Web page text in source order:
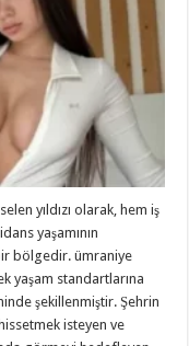
yıldızı olarak, hem iş
yaşamının
bölgedir. ümraniye
yaşam standartlarına
şekillenmiştir. Şehrin
isteyen ve